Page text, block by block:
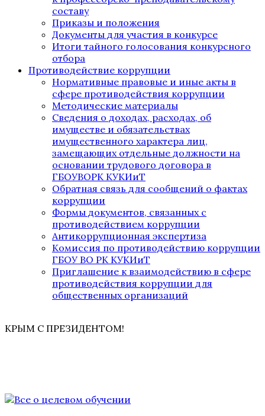
составу
Приказы и положения
Документы для участия в конкурсе
Итоги тайного голосования конкурсного
отбора
Противодействие коррупции
Нормативные правовые и иные акты в
сфере противодействия коррупции
Методические материалы
Сведения о доходах, расходах, об
имуществе и обязательствах
имущественного характера лиц,
замещающих отдельные должности на
основании трудового договора в
ГБОУВОРК КУКИиТ
Обратная связь для сообщений о фактах
коррупции
Формы документов, связанных с
противодействием коррупции
Антикоррупционная экспертиза
Комиссия по противодействию коррупции
ГБОУ ВО РК КУКИиТ
Приглашение к взаимодействию в сфере
противодействия коррупции для
общественных организаций
КРЫМ С ПРЕЗИДЕНТОМ!